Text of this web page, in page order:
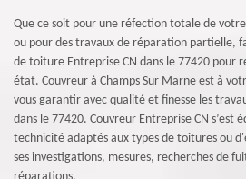
Que ce soit pour une réfection totale de
ou pour des travaux de réparation partielle,
de toiture Entreprise CN dans le 77420 pour
état. Couvreur à Champs Sur Marne est à
vous garantir avec qualité et finesse les
dans le 77420. Couvreur Entreprise CN s’est
technicité adaptés aux types de toitures ou
ses investigations, mesures, recherches de